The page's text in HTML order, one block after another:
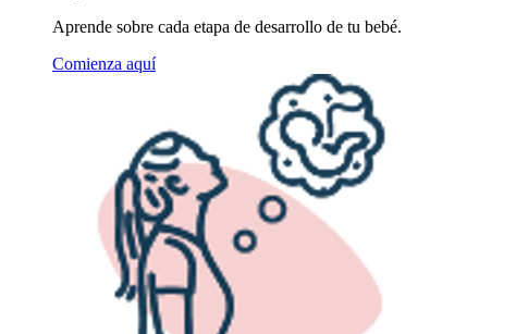
Aprende sobre cada etapa de desarrollo de tu bebé.
Comienza aquí